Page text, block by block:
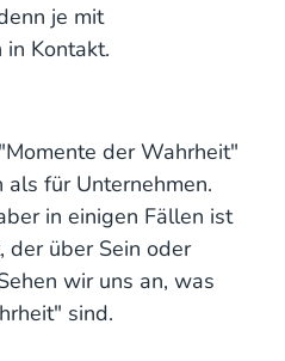
je mit
Kontakt.
der Wahrheit"
für Unternehmen.
in einigen Fällen ist
der über Sein oder
wir uns an, was
sind.